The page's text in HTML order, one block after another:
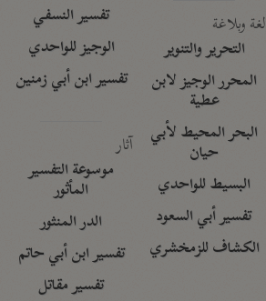
لغة وبلاغة
التحرير والتنوير
المحرر الوجيز لابن
عطية
البحر المحيط لأبي
حيان
البسيط للواحدي
تفسير أبي السعود
الكشاف للزمخشري
تفسير النسفي
الوجيز للواحدي
تفسير ابن أبي زمنين
آثار
موسوعة التفسير
المأثور
الدر المنثور
تفسير ابن أبي حاتم
تفسير مقاتل